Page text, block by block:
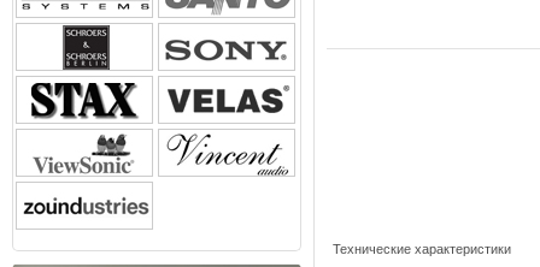
Технические характеристики